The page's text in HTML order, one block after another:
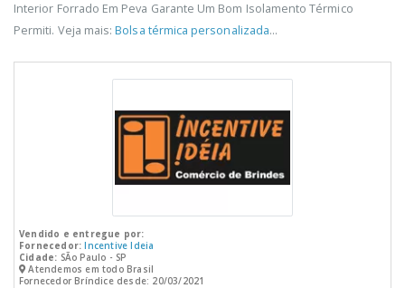
Interior Forrado Em Peva Garante Um Bom Isolamento Térmico
Permiti. Veja mais:Bolsa térmica personalizada...
Vendido e entregue por:
Fornecedor: Incentive Ideia
Cidade: SÃo Paulo - SP
Atendemos em todo Brasil
Fornecedor Bríndice desde: 20/03/2021